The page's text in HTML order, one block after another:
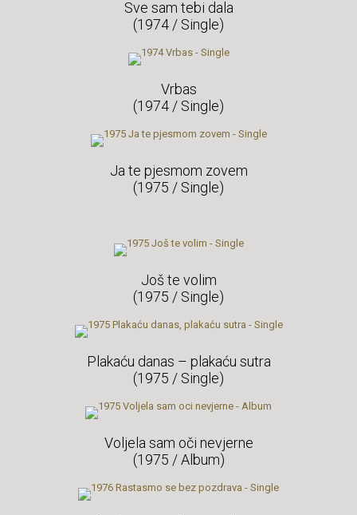
Sve sam tebi dala
(1974 / Single)
Vrbas
(1974 / Single)
Ja te pjesmom zovem
(1975 / Single)
Još te volim
(1975 / Single)
Plakaću danas – plakaću sutra
(1975 / Single)
Voljela sam oči nevjerne
(1975 / Album)